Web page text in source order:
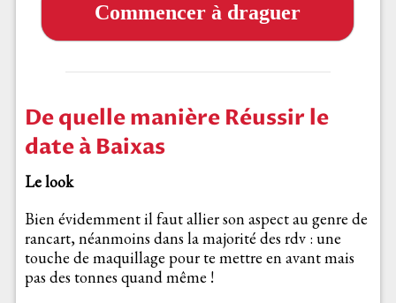
Commencer à draguer
De quelle manière Réussir le
date à Baixas
Le look
Bien évidemment il faut allier son aspect au genre de
rancart, néanmoins dans la majorité des rdv : une
touche de maquillage pour te mettre en avant mais
pas des tonnes quand même !